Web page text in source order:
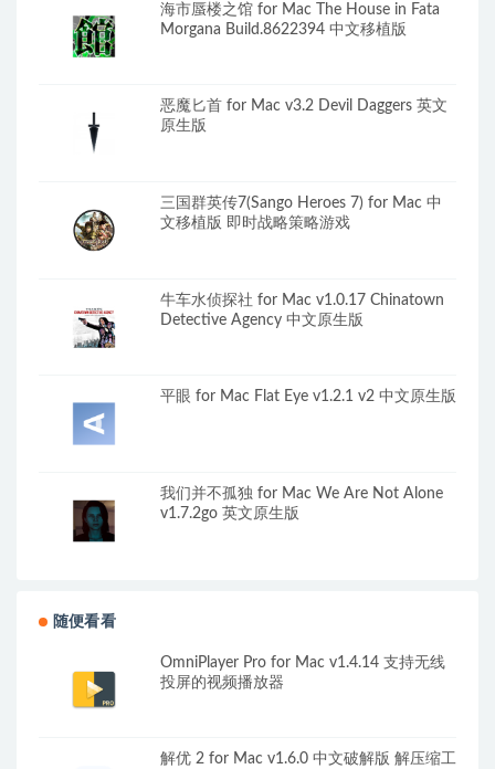
海市蜃楼之馆 for Mac The House in Fata
Morgana Build.8622394 中文移植版
恶魔匕首 for Mac v3.2 Devil Daggers 英文
原生版
三国群英传7(Sango Heroes 7) for Mac 中
文移植版 即时战略策略游戏
牛车水侦探社 for Mac v1.0.17 Chinatown
Detective Agency 中文原生版
平眼 for Mac Flat Eye v1.2.1 v2 中文原生版
我们并不孤独 for Mac We Are Not Alone
v1.7.2go 英文原生版
随便看看
OmniPlayer Pro for Mac v1.4.14 支持无线
投屏的视频播放器
解优 2 for Mac v1.6.0 中文破解版 解压缩工